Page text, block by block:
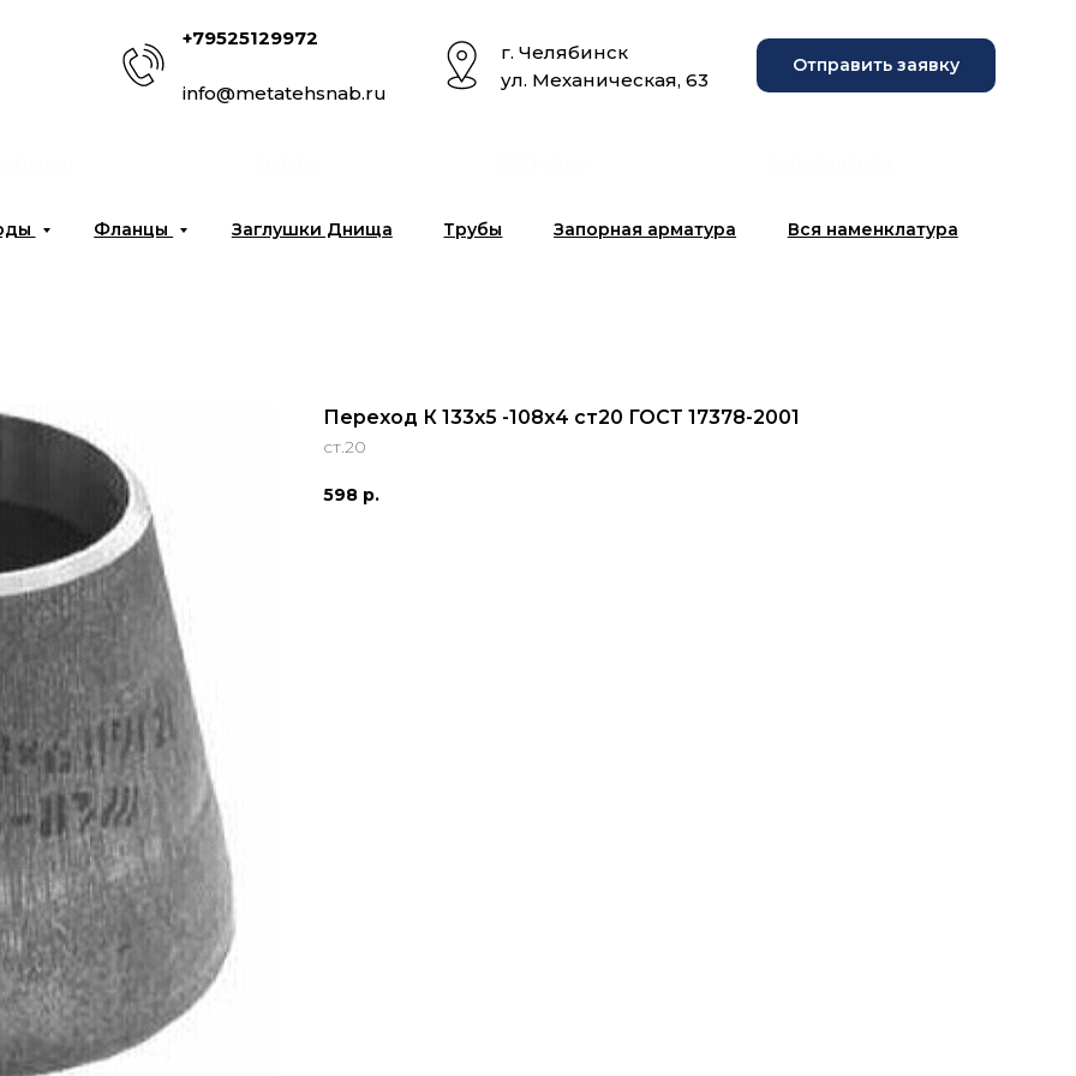
+79525129972
info@metatehsnab.ru
г. Челябинск
ул. Механическая, 63
Отправить заявку
Фланцы Заглушки Днища Трубы Запорная арматура Вся наменклатура
Переход К 133х5 -108х4 ст20 ГОСТ 17378-2001
ст.20
598 р.